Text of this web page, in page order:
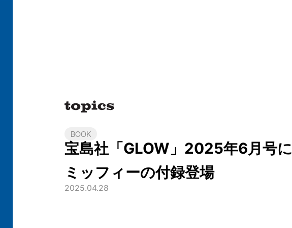
BOOK
宝島社「GLOW」2025年6月号に
ミッフィーの付録登場
2025.04.28